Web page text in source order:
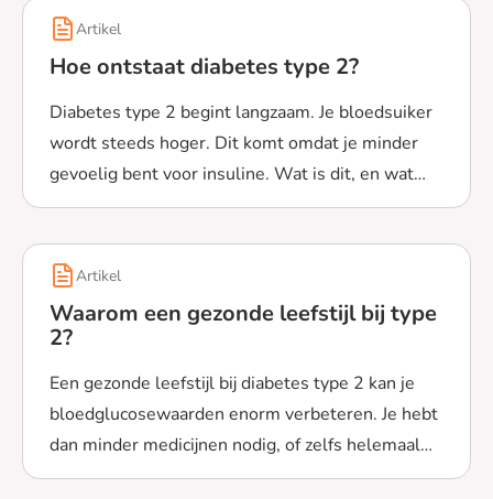
Artikel
Hoe ontstaat diabetes type 2?
Diabetes type 2 begint langzaam. Je bloedsuiker
wordt steeds hoger. Dit komt omdat je minder
gevoelig bent voor insuline. Wat is dit, en wat
gebeurt er in je lichaam?
Lees meer over Hoe ontstaat diabetes type 2?
Artikel
Waarom een gezonde leefstijl bij type
2?
Een gezonde leefstijl bij diabetes type 2 kan je
bloedglucosewaarden enorm verbeteren. Je hebt
dan minder medicijnen nodig, of zelfs helemaal
geen medicijnen meer.
Lees meer over Waarom een gezonde leefstijl bij type